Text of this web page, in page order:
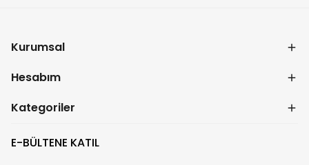
Kurumsal
Hesabım
Kategoriler
E-BÜLTENE KATIL